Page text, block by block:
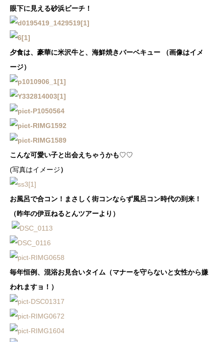
眼下に見える砂浜ビーチ！
夕食は、豪華に米沢牛と、海鮮焼きバーベキュー （画像はイメ
ージ）
こんな可愛い子と出会えちゃうかも♡♡
(写真はイメージ）
お風呂で合コン！まさしく街コンならず風呂コン時代の到来！
（昨年の伊豆ねるとんツアーより）
毎年恒例、混浴お見合いタイム（マナーを守らないと女性から嫌
われますョ！）